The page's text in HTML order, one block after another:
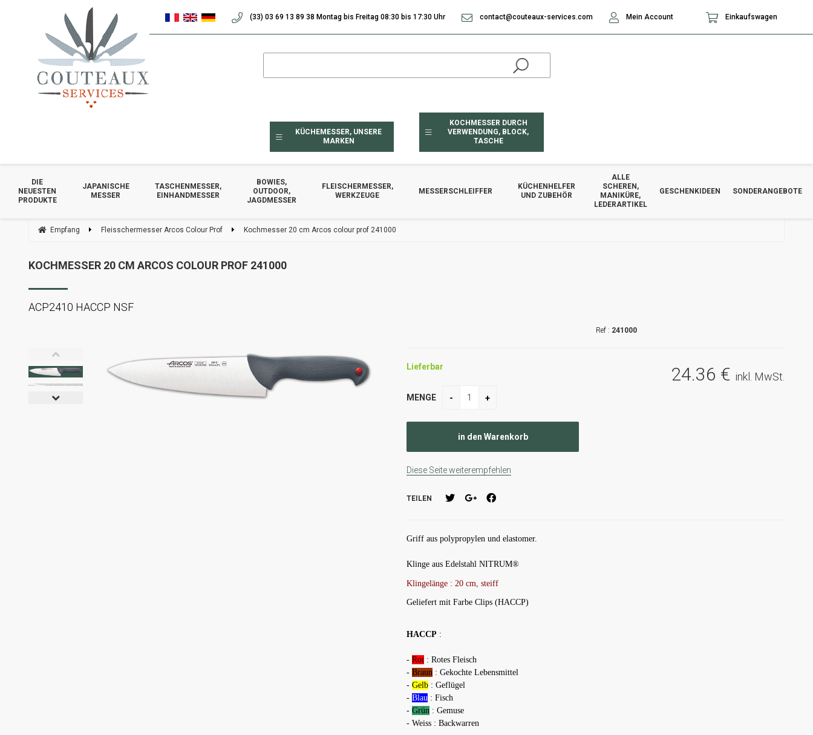
KÜCHEMESSER, UNSERE
MARKEN
KOCHMESSER DURCH
VERWENDUNG, BLOCK,
TASCHE
DIE
NEUESTEN
PRODUKTE
JAPANISCHE
MESSER
TASCHENMESSER,
EINHANDMESSER
BOWIES,
OUTDOOR,
JAGDMESSER
FLEISCHERMESSER,
WERKZEUGE
MESSERSCHLEIFFER
KÜCHENHELFER
UND ZUBEHÖR
ALLE
SCHEREN,
MANIKÜRE,
LEDERARTIKEL
GESCHENKIDEEN SONDERANGEBOTE
Empfang Fleisschermesser Arcos Colour Prof Kochmesser 20 cm Arcos colour prof 241000
KOCHMESSER 20 CM ARCOS COLOUR PROF 241000
ACP2410 HACCP NSF
241000
24.36 € inkl. MwSt.
Lieferbar
MENGE
Diese Seite weiterempfehlen
TEILEN
Griff aus polypropylen und elastomer.
Klinge aus Edelstahl NITRUM®
Klingelänge : 20 cm, steiff
Geliefert mit Farbe Clips (HACCP)
HACCP :
- Rot : Rotes Fleisch
- Braun : Gekochte Lebensmittel
- Gelb : Geflügel
- Blau : Fisch
- Grün : Gemuse
- Weiss : Backwarren
(33) 03 69 13 89 38 Montag bis Freitag 08:30 bis 17:30 Uhr contact@couteaux-services.com Mein Account Einkaufswagen